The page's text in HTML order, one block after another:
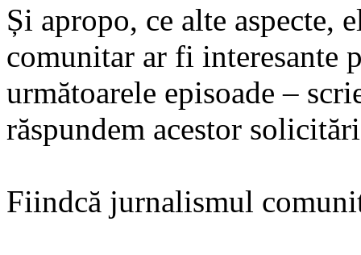
Și apropo, ce alte aspecte,
comunitar ar fi interesante
următoarele episoade –
răspundem acestor
Fiindcă jurnalismul